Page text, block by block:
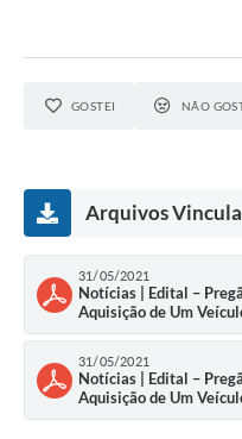
GOSTEI NÃO
Arquivos
31/05/2021
Notícias | Edital –
Aquisição de Um
31/05/2021
Notícias | Edital –
Aquisição de Um